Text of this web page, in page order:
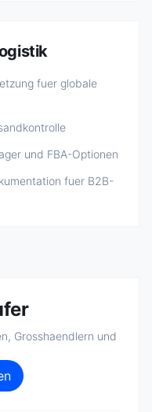
fuer globale
und FBA-Optionen
fuer B2B-
Grosshaendlern und